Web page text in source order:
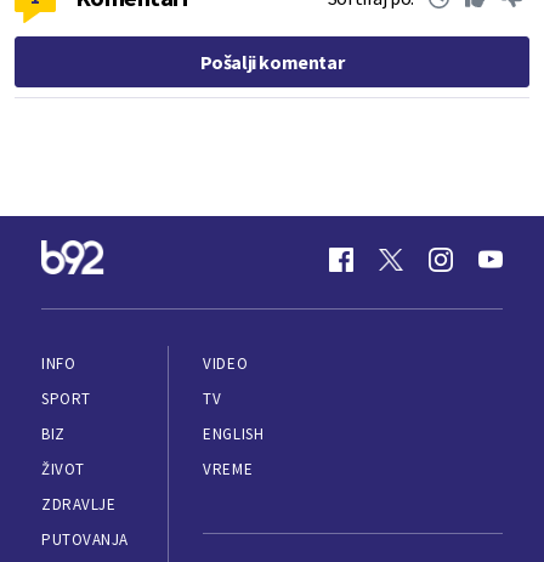
Pošalji komentar
INFO
SPORT
BIZ
ŽIVOT
ZDRAVLJE
PUTOVANJA
VIDEO
TV
ENGLISH
VREME